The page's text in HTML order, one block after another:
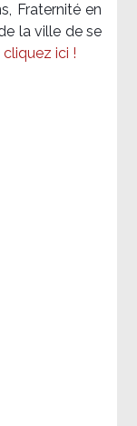
Fraternité en
la ville de se
cliquez ici !